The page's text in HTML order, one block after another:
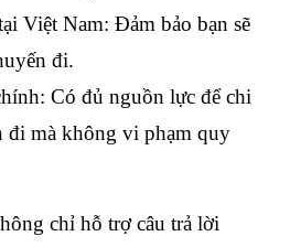
Việt Nam: Đảm bảo bạn sẽ
đi.
Có đủ nguồn lực để chi
đi mà không vi phạm quy
chỉ hỗ trợ câu trả lời